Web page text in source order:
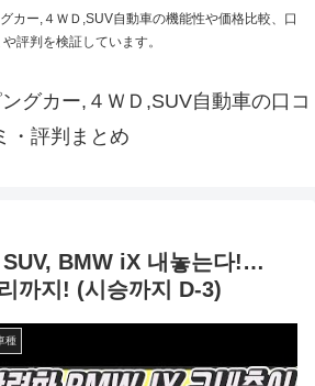
カー,４ＷＤ,SUV自動車の機能性や価格比較、口
や評判を検証しています。
グカー,４ＷＤ,SUV自動車の口コ
・評判まとめ
BMW iX 내놓는다!…
까지! (시승까지 D-3)
種